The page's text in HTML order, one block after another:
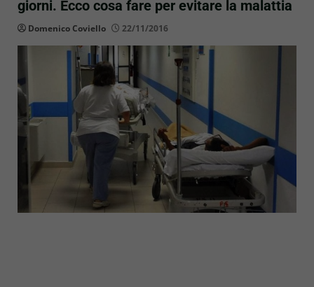
giorni. Ecco cosa fare per evitare la malattia
Domenico Coviello 22/11/2016